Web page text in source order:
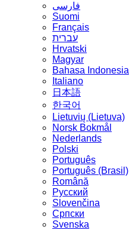
فارسی
Suomi
Français
עברית
Hrvatski
Magyar
Bahasa Indonesia
Italiano
日本語
한국어
Lietuvių (Lietuva)
‪Norsk Bokmål‬
Nederlands
Polski
Português
Português (Brasil)
Română
Русский
Slovenčina
Српски
Svenska